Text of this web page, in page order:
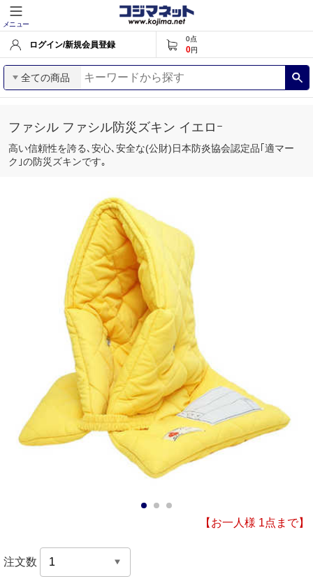
メニュー
ログイン/新規会員登録
0点
0円
全ての商品
ファシル ファシル防災ズキン イエロｰ
高い信頼性を誇る､安心､安全な(公財)日本防炎協会認定品｢適マー
ク｣の防災ズキンです｡
【お一人様 1点まで】
注文数